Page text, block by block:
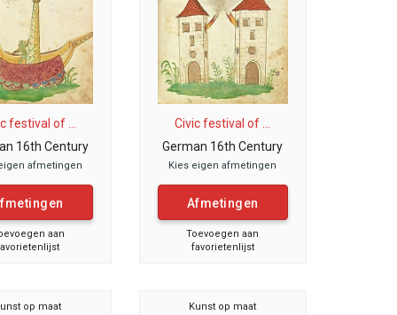
festival of ...
16th Century
afmetingen
aan
Civic festival of ...
German 16th Century
Kies eigen afmetingen
Afmetingen
Toevoegen aan
favorietenlijst
op maat Kunst op maat